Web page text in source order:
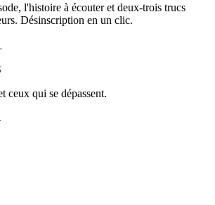
l'histoire à écouter et deux-trois trucs
Désinscription en un clic.
ceux qui se dépassent.